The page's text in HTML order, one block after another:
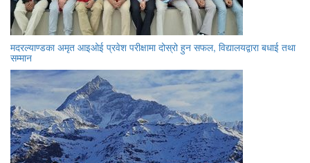
मदरल्याण्डका अमृत आइओई प्रवेश परीक्षामा दोस्रो हुन सफल, विद्यालयद्वारा बधाई तथा
सम्मान